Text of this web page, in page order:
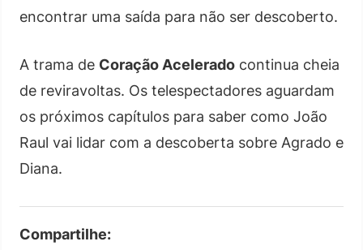
encontrar uma saída para não ser descoberto.
A trama de Coração Acelerado continua cheia
de reviravoltas. Os telespectadores aguardam
os próximos capítulos para saber como João
Raul vai lidar com a descoberta sobre Agrado e
Diana.
Compartilhe: